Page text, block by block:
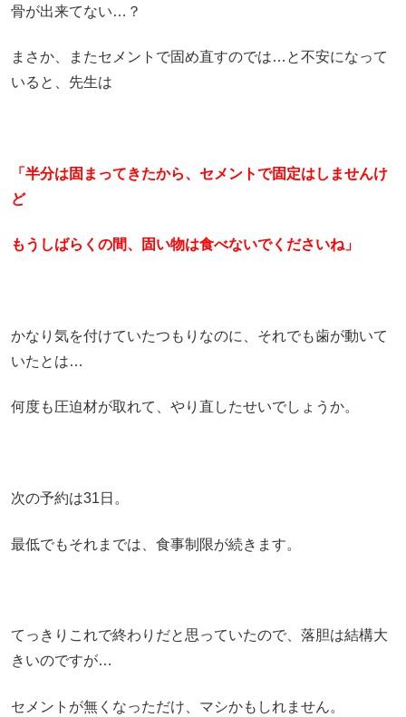
骨が出来てない…？
まさか、またセメントで固め直すのでは…と不安になって
いると、先生は
「半分は固まってきたから、セメントで固定はしませんけ
ど
もうしばらくの間、固い物は食べないでくださいね」
かなり気を付けていたつもりなのに、それでも歯が動いて
いたとは…
何度も圧迫材が取れて、やり直したせいでしょうか。
次の予約は31日。
最低でもそれまでは、食事制限が続きます。
てっきりこれで終わりだと思っていたので、落胆は結構大
きいのですが…
セメントが無くなっただけ、マシかもしれません。